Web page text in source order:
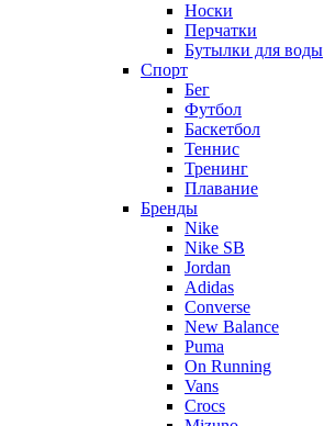
Носки
Перчатки
Бутылки для воды
Спорт
Бег
Футбол
Баскетбол
Теннис
Тренинг
Плавание
Бренды
Nike
Nike SB
Jordan
Adidas
Converse
New Balance
Puma
On Running
Vans
Crocs